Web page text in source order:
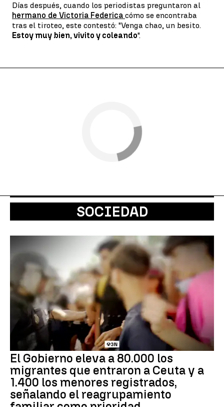
Días después, cuando los periodistas preguntaron al
hermano de Victoria Federica cómo se encontraba
tras el tiroteo, este contestó: "Venga chao, un besito.
Estoy muy bien, vivito y coleando".
SOCIEDAD
El Gobierno eleva a 80.000 los
migrantes que entraron a Ceuta y a
1.400 los menores registrados,
señalando el reagrupamiento